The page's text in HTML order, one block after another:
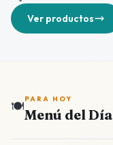
Ver productos
🍽️PARA HOY
Menú del Día